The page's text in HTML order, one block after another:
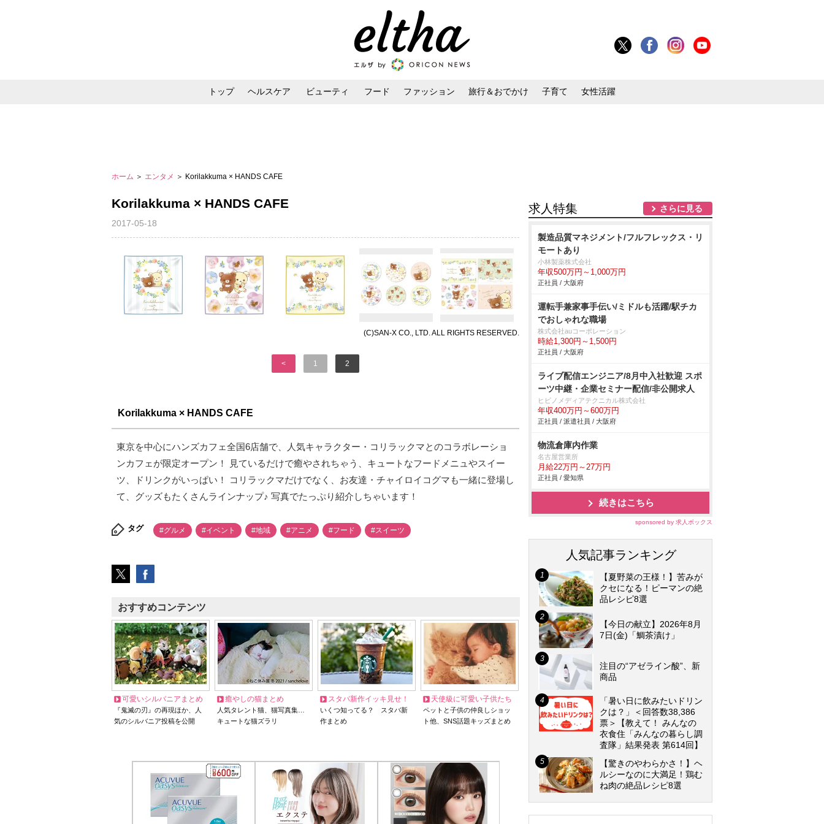
トップ ヘルスケア ビューティ フード ファッション 旅行＆おでかけ 子育て 女性活躍
ホーム ＞ エンタメ ＞ Korilakkuma × HANDS CAFE
Korilakkuma × HANDS CAFE
2017-05-18
(C)SAN-X CO., LTD. ALL RIGHTS RESERVED.
< 1 2
Korilakkuma × HANDS CAFE
東京を中心にハンズカフェ全国6店舗で、人気キャラクター・コリラックマとのコラボレーショ
ンカフェが限定オープン！ 見ているだけで癒やされちゃう、キュートなフードメニュやスイー
ツ、ドリンクがいっぱい！ コリラックマだけでなく、お友達・チャイロイコグマも一緒に登場し
て、グッズもたくさんラインナップ♪ 写真でたっぷり紹介しちゃいます！
タグ #グルメ #イベント #地域 #アニメ #フード #スイーツ
おすすめコンテンツ
可愛いシルバニアまとめ
『鬼滅の刃』の再現ほか、人
気のシルバニア投稿を公開
癒やしの猫まとめ
人気タレント猫、猫写真集…
キュートな猫ズラリ
スタバ新作イッキ見せ！
いくつ知ってる？ スタバ新
作まとめ
天使級に可愛い子供たち
ペットと子供の仲良しショッ
ト他、SNS話題キッズまとめ
求人特集 さらに見る
製造品質マネジメント/フルフレックス・リ
モートあり
小林製薬株式会社
年収500万円～1,000万円
正社員 / 大阪府
運転手兼家事手伝い/ミドルも活躍/駅チカ
でおしゃれな職場
株式会社auコーポレーション
時給1,300円～1,500円
正社員 / 大阪府
ライブ配信エンジニア/8月中入社歓迎 スポ
ーツ中継・企業セミナー配信/非公開求人
ヒビノメディアテクニカル株式会社
年収400万円～600万円
正社員 / 派遣社員 / 大阪府
物流倉庫内作業
名古屋営業所
月給22万円～27万円
正社員 / 愛知県
続きはこちら
sponsored by 求人ボックス
人気記事ランキング
【夏野菜の王様！】苦みが
クセになる！ピーマンの絶
品レシピ8選
【今日の献立】2026年8月
7日(金)「鯛茶漬け」
注目の“アゼライン酸”、新
商品
「暑い日に飲みたいドリン
クは？」＜回答数38,386
票＞【教えて！ みんなの
衣食住「みんなの暮らし調
査隊」結果発表 第614回】
【驚きのやわらかさ！】ヘ
ルシーなのに大満足！鶏む
ね肉の絶品レシピ8選